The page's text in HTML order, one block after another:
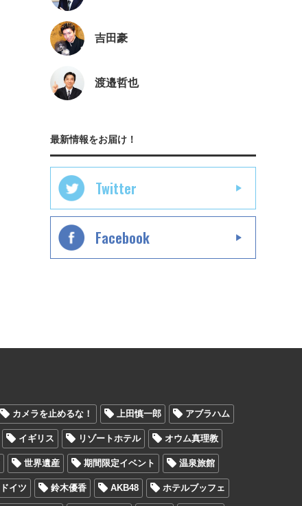
吉田豪
渡邉哲也
最新情報をお届け！
Twitter
Facebook
カメラを止めるな！ 上田慎一郎 アブラハム
イギリス リゾートホテル オウム真理教
世界遺産 期間限定イベント 温泉旅館
ドイツ 鈴木優香 AKB48 ホテルブッフェ